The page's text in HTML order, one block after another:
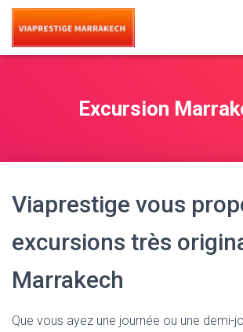
Excursion
Viaprestige vous
excursions très
Marrakech
Que vous ayez une journée ou une demi-